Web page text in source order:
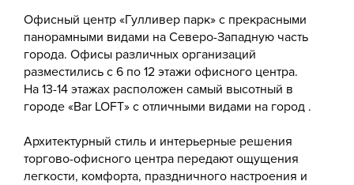
Офисный центр «Гулливер парк» с прекрасными
панорамными видами на Северо-Западную часть
города. Офисы различных организаций
разместились с 6 по 12 этажи офисного центра.
На 13-14 этажах расположен самый высотный в
городе «Bar LOFT» с отличными видами на город .
Архитектурный стиль и интерьерные решения
торгово-офисного центра передают ощущения
легкости, комфорта, праздничного настроения и